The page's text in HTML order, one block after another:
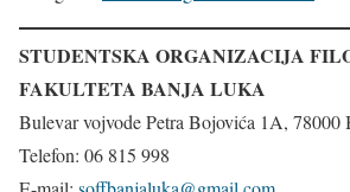
STUDENTSKA ORGANIZACIJA
FAKULTETA BANJA LUKA
Bulevar vojvode Petra Bojovića 1A, 78000
Telefon: 06 815 998